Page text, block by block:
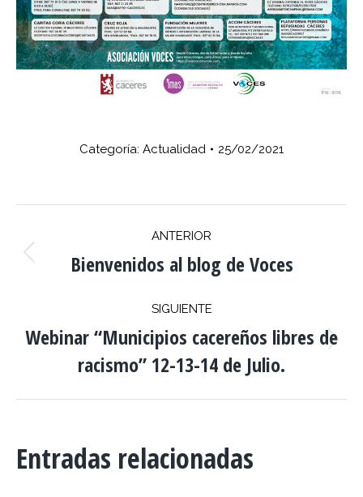
Categoría: Actualidad 25/02/2021
NAVEGACIÓN
ENTRE
PUBLICACIONES
ANTERIOR
Publicación
Bienvenidos al blog de Voces
SIGUIENTE
Publicación
siguiente:
Webinar “Municipios cacereños libres de
racismo” 12-13-14 de Julio.
Entradas relacionadas